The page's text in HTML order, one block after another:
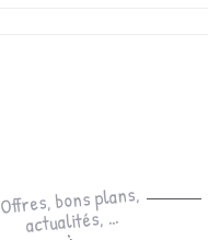
Offres, bons plans,
actualités, ...